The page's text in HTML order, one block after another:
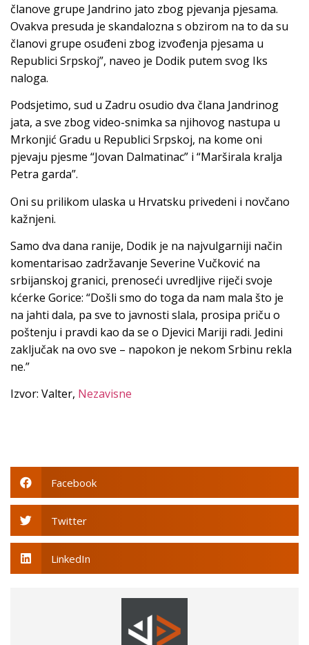
članove grupe Jandrino jato zbog pjevanja pjesama.
Ovakva presuda je skandalozna s obzirom na to da su
članovi grupe osuđeni zbog izvođenja pjesama u
Republici Srpskoj”, naveo je Dodik putem svog Iks
naloga.
Podsjetimo, sud u Zadru osudio dva člana Јandrinog
jata, a sve zbog video-snimka sa njihovog nastupa u
Mrkonjić Gradu u Republici Srpskoj, na kome oni
pjevaju pjesme “Јovan Dalmatinac” i “Marširala kralja
Petra garda”.
Oni su prilikom ulaska u Hrvatsku privedeni i novčano
kažnjeni.
Samo dva dana ranije, Dodik je na najvulgarniji način
komentarisao zadržavanje Severine Vučković na
srbijanskoj granici, prenoseći uvredljive riječi svoje
kćerke Gorice: “Došli smo do toga da nam mala što je
na jahti dala, pa sve to javnosti slala, prosipa priču o
poštenju i pravdi kao da se o Djevici Mariji radi. Jedini
zaključak na ovo sve – napokon je nekom Srbinu rekla
ne.”
Izvor: Valter, Nezavisne
Facebook
Twitter
LinkedIn